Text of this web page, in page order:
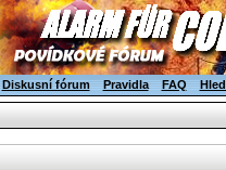
Diskusní fórum Pravidla FAQ